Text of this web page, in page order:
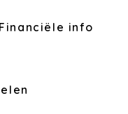
Financiële info